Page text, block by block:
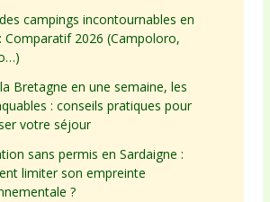
campings incontournables en
Comparatif 2026 (Campoloro,
Bretagne en une semaine, les
: conseils pratiques pour
votre séjour
sans permis en Sardaigne :
limiter son empreinte
?